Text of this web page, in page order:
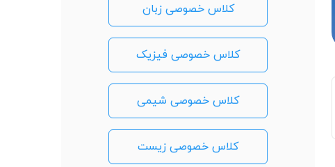
کلاس خصوصی زبان
کلاس خصوصی فیزیک
کلاس خصوصی شیمی
کلاس خصوصی زیست